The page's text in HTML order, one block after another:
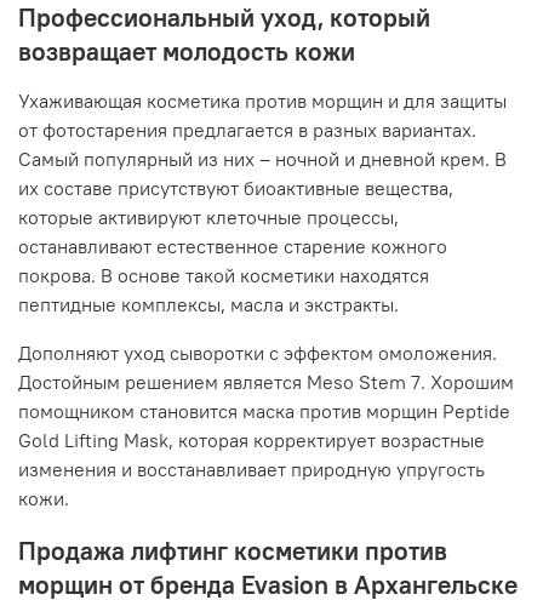
Профессиональный уход, который
возвращает молодость кожи
Ухаживающая косметика против морщин и для защиты
от фотостарения предлагается в разных вариантах.
Самый популярный из них – ночной и дневной крем. В
их составе присутствуют биоактивные вещества,
которые активируют клеточные процессы,
останавливают естественное старение кожного
покрова. В основе такой косметики находятся
пептидные комплексы, масла и экстракты.
Дополняют уход сыворотки с эффектом омоложения.
Достойным решением является Meso Stem 7. Хорошим
помощником становится маска против морщин Peptide
Gold Lifting Mask, которая корректирует возрастные
изменения и восстанавливает природную упругость
кожи.
Продажа лифтинг косметики против
морщин от бренда Evasion в Архангельске